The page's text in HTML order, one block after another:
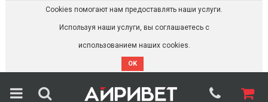
Cookies помогают нам предоставлять наши услуги.
Используя наши услуги, вы соглашаетесь с
использованием наших cookies.
OK